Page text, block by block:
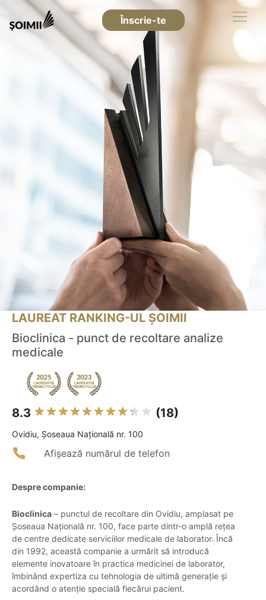
Înscrie-te
LAUREAT RANKING-UL ȘOIMII
Bioclinica - punct de recoltare analize
medicale
8.3 (18)
Ovidiu, Șoseaua Națională nr. 100
Afișează numărul de telefon
Despre companie:
Bioclinica – punctul de recoltare din Ovidiu, amplasat pe
Șoseaua Națională nr. 100, face parte dintr-o amplă rețea
de centre dedicate serviciilor medicale de laborator. Încă
din 1992, această companie a urmărit să introducă
elemente inovatoare în practica medicinei de laborator,
îmbinând expertiza cu tehnologia de ultimă generație și
acordând o atenție specială fiecărui pacient.